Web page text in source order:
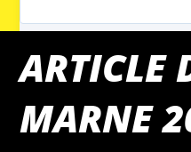
ARTICLE
MARNE